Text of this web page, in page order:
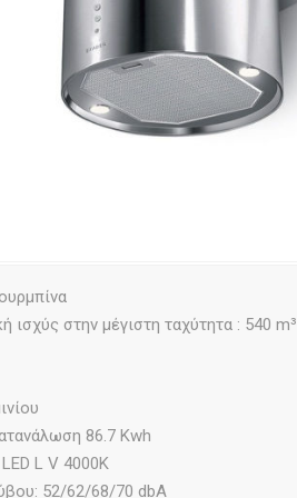
ισχύς στην μέγιστη ταχύτητα : 540
86.7 Kwh
L V 4000K
52/62/68/70 dbΑ